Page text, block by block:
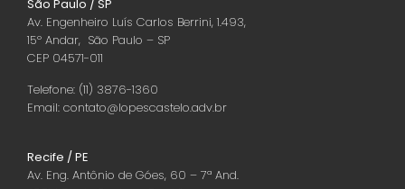
São Paulo / SP
Av. Engenheiro Luís Carlos Berrini, 1.493,
15º Andar, São Paulo – SP
CEP 04571-011
Telefone: (11) 3876-1360
Email: contato@lopescastelo.adv.br
Recife / PE
Av. Eng. Antônio de Góes, 60 – 7ª And.